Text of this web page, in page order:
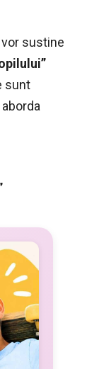
sustine
sunt